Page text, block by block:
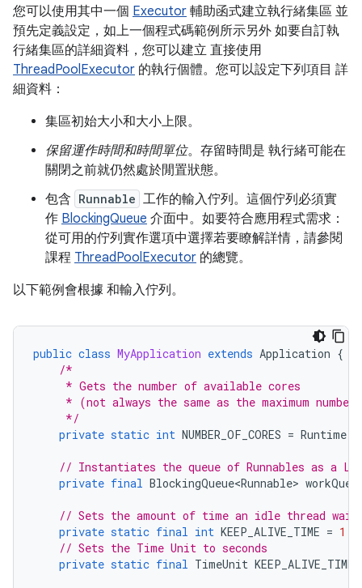
您可以使用其中一個 Executor 輔助函式建立執行緒集區 並
預先定義設定，如上一個程式碼範例所示另外 如要自訂執
行緒集區的詳細資料，您可以建立 直接使用
ThreadPoolExecutor 的執行個體。您可以設定下列項目 詳
細資料：
集區初始大小和大小上限。
保留運作時間和時間單位。存留時間是 執行緒可能在
關閉之前就仍然處於閒置狀態。
包含 Runnable 工作的輸入佇列。這個佇列必須實
作 BlockingQueue 介面中。如要符合應用程式需求：
從可用的佇列實作選項中選擇若要瞭解詳情，請參閱
課程 ThreadPoolExecutor 的總覽。
以下範例會根據 和輸入佇列。
public class MyApplication extends Application {
/*
     * Gets the number of available cores
* (not always the same as the maximum number
     */
private static int NUMBER_OF_CORES = Runtime
// Instantiates the queue of Runnables as a
private final BlockingQueue<Runnable>
// Sets the amount of time an idle thread
private static final int KEEP_ALIVE_TIME = 1
// Sets the Time Unit to seconds
private static final TimeUnit